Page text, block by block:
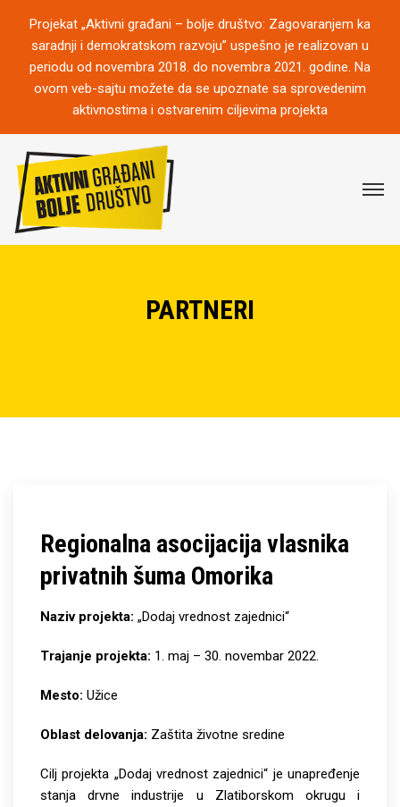
Projekat „Aktivni građani – bolje društvo: Zagovaranjem ka
saradnji i demokratskom razvoju” uspešno je realizovan u
periodu od novembra 2018. do novembra 2021. godine. Na
ovom veb-sajtu možete da se upoznate sa sprovedenim
aktivnostima i ostvarenim ciljevima projekta
PARTNERI
Regionalna asocijacija vlasnika
privatnih šuma Omorika
Naziv projekta: „Dodaj vrednost zajednici“
Trajanje projekta: 1. maj – 30. novembar 2022.
Mesto: Užice
Oblast delovanja: Zaštita životne sredine
Cilj projekta „Dodaj vrednost zajednici“ je unapređenje
stanja drvne industrije u Zlatiborskom okrugu i